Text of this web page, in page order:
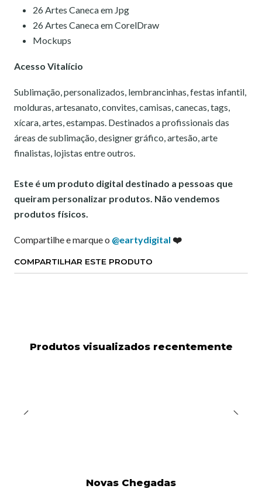
26 Artes Caneca em Jpg
26 Artes Caneca em CorelDraw
Mockups
Acesso Vitalício
Sublimação, personalizados, lembrancinhas, festas infantil,
molduras, artesanato, convites, camisas, canecas, tags,
xícara, artes, estampas. Destinados a profissionais das
áreas de sublimação, designer gráfico, artesão, arte
finalistas, lojistas entre outros.
Este é um produto digital destinado a pessoas que
queiram personalizar produtos. Não vendemos
produtos físicos.
Compartilhe e marque o @eartydigital ❤️
COMPARTILHAR ESTE PRODUTO
Produtos visualizados recentemente
Novas Chegadas